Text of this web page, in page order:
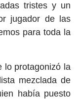
tristes y un
jugador de las
para toda la
lo protagonizó la
mezclada de
había puesto